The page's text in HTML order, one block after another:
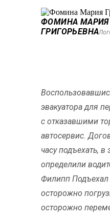
ФОМИНА МАРИЯ
ГРИГОРЬЕВНА
эвакуатора для
с отказавшими
автосервис.
часу подъехать, в
определили
Филипп Подъехал
осторожно
осторожно